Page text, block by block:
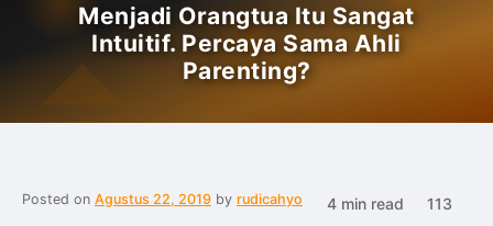
Menjadi Orangtua Itu Sangat
Intuitif. Percaya Sama Ahli
Parenting?
Posted on Agustus 22, 2019 by rudicahyo 4 min read 113